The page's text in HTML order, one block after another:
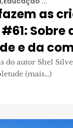
as
Sobre
e da
do autor Shel
(mais…)